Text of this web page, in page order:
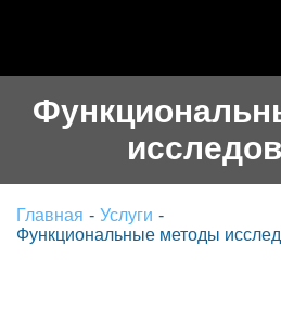
Главная - Услуги -
Функциональные методы